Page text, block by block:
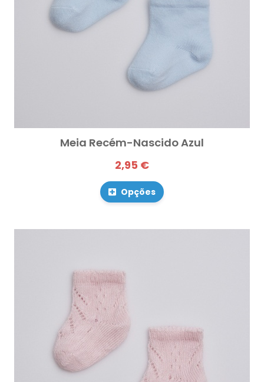
Meia Recém-Nascido Azul
2,95 €
Opções